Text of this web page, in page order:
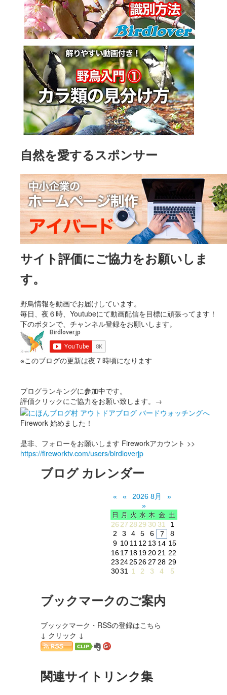
自然を愛するスポンサー
サイト評価にご協力をお願いしま
す。
野鳥情報を動画でお届けしています。
毎日、夜６時、Youtubeにて動画配信を目標に頑張ってます！
下のボタンで、チャンネル登録をお願いします。
※このブログの更新は夜７時頃になります
ブログランキングに参加中です。
評価クリックにご協力をお願い致します。→
Firework 始めました！
是非、フォローをお願いします Fireworkアカウント >>
https://fireworktv.com/users/birdloverjp
ブログ カレンダー
« « 2026 8月
»
»
日 月 火 水 木 金 土
26 27 28 29 30 31
1
2
3 4 5 6 7
8
9 10 11 12 13 14 15
1617 1819 20 21 22
23242526 27 28 29
3031 1 2 3 4 5
ブックマークのご案内
ブッックマーク・RSSの登録はこちら
↓ クリック ↓
関連サイトリンク集